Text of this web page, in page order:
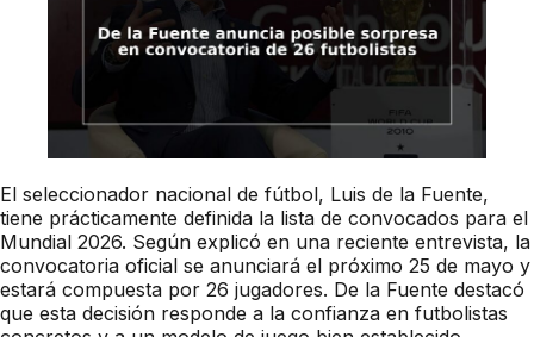
El seleccionador nacional de fútbol, Luis de la Fuente,
tiene prácticamente definida la lista de convocados para el
Mundial 2026. Según explicó en una reciente entrevista, la
convocatoria oficial se anunciará el próximo 25 de mayo y
estará compuesta por 26 jugadores. De la Fuente destacó
que esta decisión responde a la confianza en futbolistas